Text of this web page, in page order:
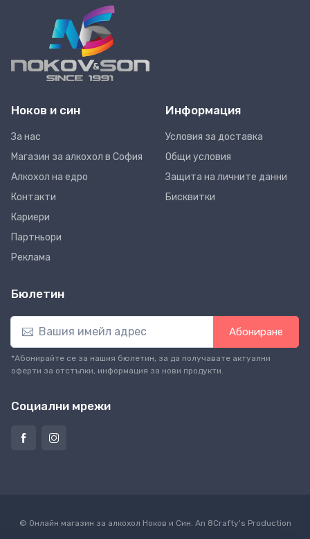
Ноков и син
За нас
Магазин за алкохол в София
Алкохол на едро
Контакти
Кариери
Партньори
Реклама
Информация
Условия за доставка
Общи условия
Защита на личните данни
Бисквитки
Бюлетин
Абониране
*Абонирайте се за нашия бюлетин, за да получавате актуални
оферти за отстъпки, информация за нови продукти.
Социални мрежи
© Онлайн магазин за алкохол Ноков и Син. An 8Crafty's Production